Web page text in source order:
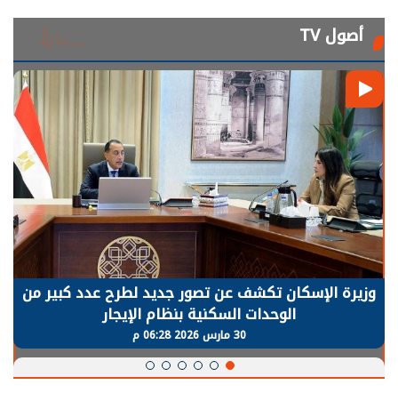
أصول TV
وزيرة الإسكان تكشف عن تصور جديد لطرح عدد كبير من
الوحدات السكنية بنظام الإيجار